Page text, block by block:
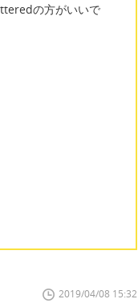
の方がいいで
2019/04/08 15:32